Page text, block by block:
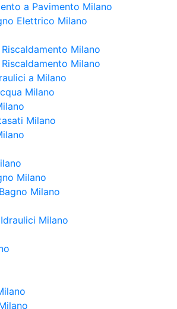
a Pavimento Milano
Elettrico Milano
Milano
Milano
a Milano
Milano
Milano
Milano
Milano
Milano